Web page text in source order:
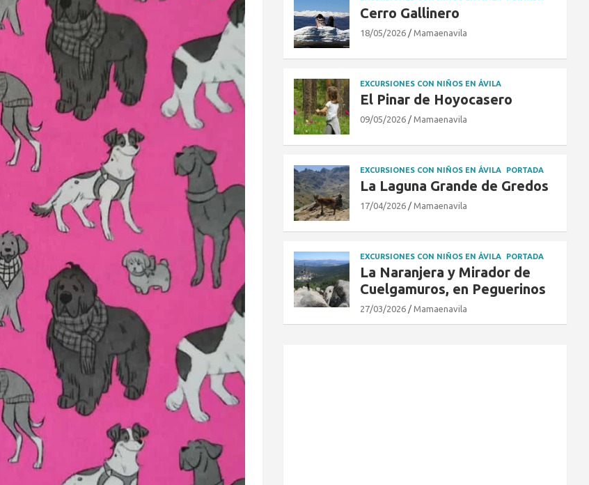
Cerro Gallinero
18/05/2026 Mamaenavila
EXCURSIONES CON NIÑOS EN ÁVILA
El Pinar de Hoyocasero
09/05/2026 Mamaenavila
EXCURSIONES CON NIÑOS EN ÁVILA PORTADA
La Laguna Grande de Gredos
17/04/2026 Mamaenavila
EXCURSIONES CON NIÑOS EN ÁVILA PORTADA
La Naranjera y Mirador de
Cuelgamuros, en Peguerinos
27/03/2026 Mamaenavila